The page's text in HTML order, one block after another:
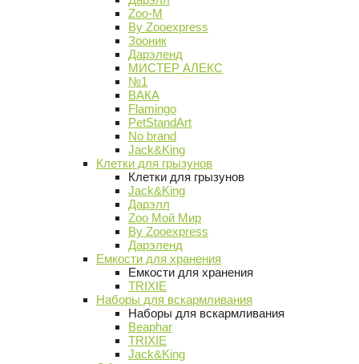
Zoo-M
By Zooexpress
Зооник
Дарэленд
МИСТЕР АЛЕКС
№1
ВАКА
Flamingo
PetStandArt
No brand
Jack&King
Клетки для грызунов
Клетки для грызунов
Jack&King
Дарэлл
Zoo Мой Мир
By Zooexpress
Дарэленд
Емкости для хранения
Емкости для хранения
TRIXIE
Наборы для вскармливания
Наборы для вскармливания
Beaphar
TRIXIE
Jack&King